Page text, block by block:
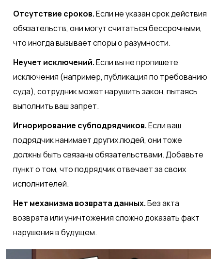
Отсутствие сроков.Если не указан срок действия
обязательств, они могут считаться бессрочными,
что иногда вызывает споры о разумности.
Неучет исключений.Если вы не пропишете
исключения (например, публикация по требованию
суда), сотрудник может нарушить закон, пытаясь
выполнить ваш запрет.
Игнорирование субподрядчиков.Если ваш
подрядчик нанимает других людей, они тоже
должны быть связаны обязательствами. Добавьте
пункт о том, что подрядчик отвечает за своих
исполнителей.
Нет механизма возврата данных.Без акта
возврата или уничтожения сложно доказать факт
нарушения в будущем.